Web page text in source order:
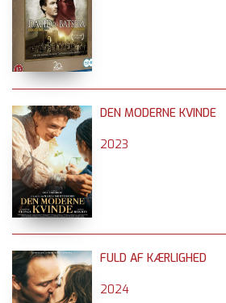
DEN MODERNE KVINDE
2023
FULD AF KÆRLIGHED
2024